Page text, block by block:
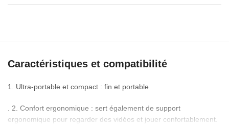
Caractéristiques et compatibilité
1. Ultra-portable et compact : fin et portable
. 2. Confort ergonomique : sert également de support
ergonomique pour regarder des vidéos et jouer confortablement.